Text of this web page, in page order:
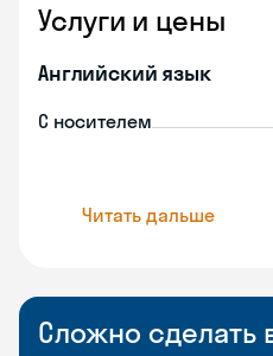
Услуги и цены
Английский язык
С носителем
Читать дальше
Сложно